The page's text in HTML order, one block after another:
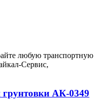
любую транспортную
Сервис,
грунтовки АК-0349